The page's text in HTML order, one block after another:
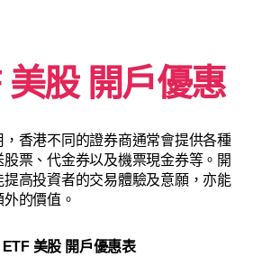
美股 開戶優惠
香港不同的證券商通常會提供各種
票、代金券以及機票現金券等。開
高投資者的交易體驗及意願，亦能
的價值。
ETF 美股 開戶優惠表